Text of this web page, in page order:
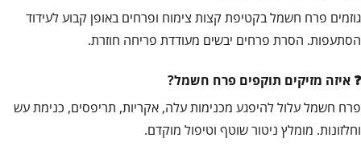
גוזמים פרח חשמל בקטיפת קצות צימוח ופרחים באופן קבוע לעידוד
הסתעפות. הסרת פרחים יבשים מעודדת פריחה חוזרת.
איזה מזיקים תוקפים פרח חשמל?
פרח חשמל עלול להיפגע מכנימות עלה, אקריות, תריפסים, כנימת עש
וחלזונות. מומלץ ניטור שוטף וטיפול מוקדם.